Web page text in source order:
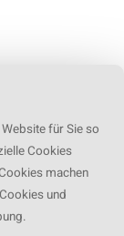
für Sie so
Cookies
machen
und